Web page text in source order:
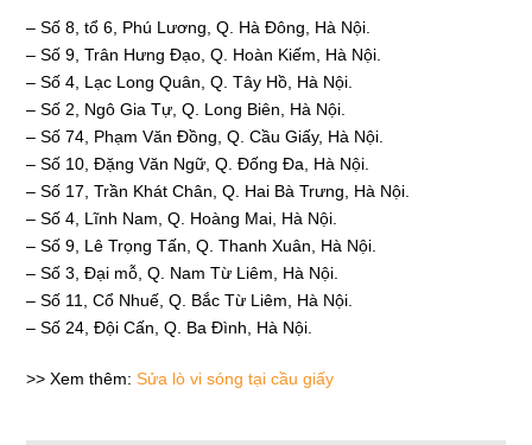
– Số 8, tổ 6, Phú Lương, Q. Hà Đông, Hà Nội.
– Số 9, Trân Hưng Đạo, Q. Hoàn Kiếm, Hà Nội.
– Số 4, Lạc Long Quân, Q. Tây Hồ, Hà Nội.
– Số 2, Ngô Gia Tự, Q. Long Biên, Hà Nội.
– Số 74, Phạm Văn Đồng, Q. Cầu Giấy, Hà Nội.
– Số 10, Đặng Văn Ngữ, Q. Đống Đa, Hà Nội.
– Số 17, Trần Khát Chân, Q. Hai Bà Trưng, Hà Nội.
– Số 4, Lĩnh Nam, Q. Hoàng Mai, Hà Nội.
– Số 9, Lê Trọng Tấn, Q. Thanh Xuân, Hà Nội.
– Số 3, Đại mỗ, Q. Nam Từ Liêm, Hà Nội.
– Số 11, Cổ Nhuế, Q. Bắc Từ Liêm, Hà Nội.
– Số 24, Đội Cấn, Q. Ba Đình, Hà Nội.
>> Xem thêm:Sửa lò vi sóng tại cầu giấy